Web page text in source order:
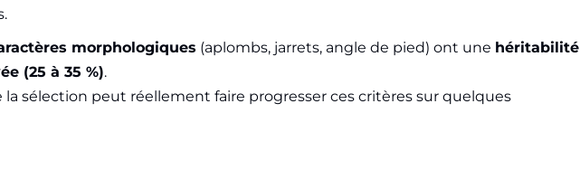
morphologiques (aplombs, jarrets, angle de pied) ont une héritabilité
(25 à 35 %).
la sélection peut réellement faire progresser ces critères sur quelques